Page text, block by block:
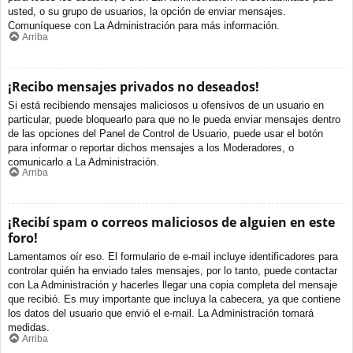
usted, o su grupo de usuarios, la opción de enviar mensajes.
Comuníquese con La Administración para más información.
Arriba
¡Recibo mensajes privados no deseados!
Si está recibiendo mensajes maliciosos u ofensivos de un usuario en
particular, puede bloquearlo para que no le pueda enviar mensajes dentro
de las opciones del Panel de Control de Usuario, puede usar el botón
para informar o reportar dichos mensajes a los Moderadores, o
comunicarlo a La Administración.
Arriba
¡Recibí spam o correos maliciosos de alguien en este
foro!
Lamentamos oír eso. El formulario de e-mail incluye identificadores para
controlar quién ha enviado tales mensajes, por lo tanto, puede contactar
con La Administración y hacerles llegar una copia completa del mensaje
que recibió. Es muy importante que incluya la cabecera, ya que contiene
los datos del usuario que envió el e-mail. La Administración tomará
medidas.
Arriba